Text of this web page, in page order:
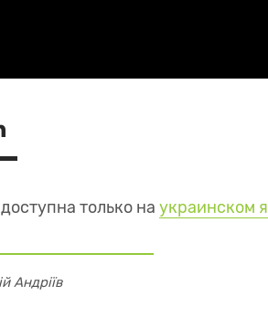
только на украинском
Андріїв